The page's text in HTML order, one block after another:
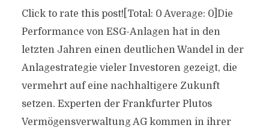
Click to rate this post![Total: 0 Average: 0]Die
Performance von ESG-Anlagen hat in den
letzten Jahren einen deutlichen Wandel in der
Anlagestrategie vieler Investoren gezeigt, die
vermehrt auf eine nachhaltigere Zukunft
setzen. Experten der Frankfurter Plutos
Vermögensverwaltung AG kommen in ihrer